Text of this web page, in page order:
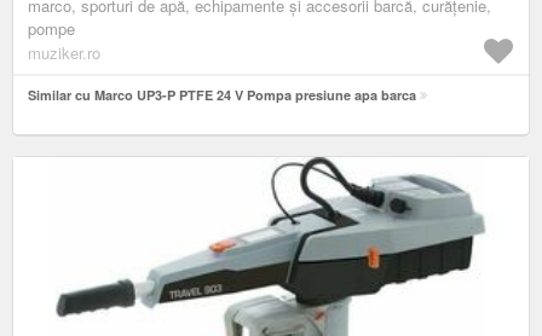
marco, sporturi de apă, echipamente și accesorii barcă, curățenie,
pompe
muziker.ro
Similar cu Marco UP3-P PTFE 24 V Pompa presiune apa barca